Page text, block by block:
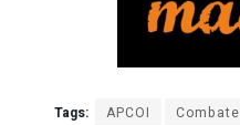
Tags: APCOI Combate